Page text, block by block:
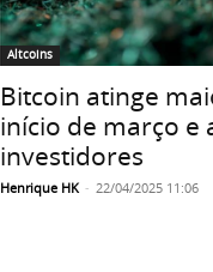
Altcoins
Bitcoin atinge
início de março e
investidores
Henrique HK - 22/04/2025 11:06